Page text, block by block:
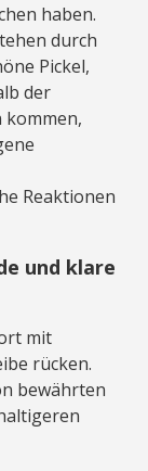
haben.
durch
Pickel,
der
Reaktionen
und klare
mit
rücken.
bewährten